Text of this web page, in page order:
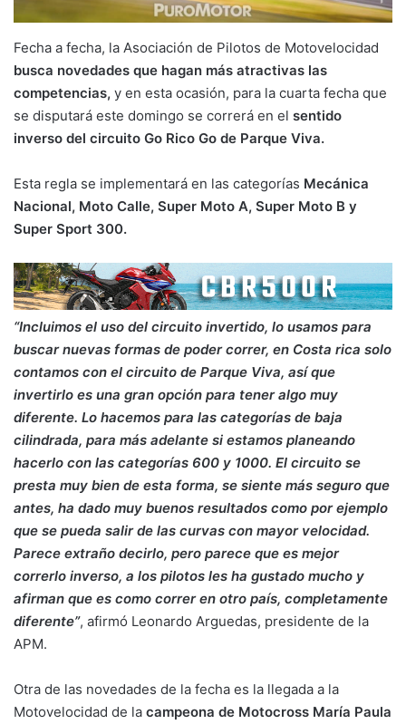
Fecha a fecha, la Asociación de Pilotos de Motovelocidad
busca novedades que hagan más atractivas las
competencias, y en esta ocasión, para la cuarta fecha que
se disputará este domingo se correrá en el sentido
inverso del circuito Go Rico Go de Parque Viva.
Esta regla se implementará en las categorías Mecánica
Nacional, Moto Calle, Super Moto A, Super Moto B y
Super Sport 300.
“Incluimos el uso del circuito invertido, lo usamos para
buscar nuevas formas de poder correr, en Costa rica solo
contamos con el circuito de Parque Viva, así que
invertirlo es una gran opción para tener algo muy
diferente. Lo hacemos para las categorías de baja
cilindrada, para más adelante si estamos planeando
hacerlo con las categorías 600 y 1000. El circuito se
presta muy bien de esta forma, se siente más seguro que
antes, ha dado muy buenos resultados como por ejemplo
que se pueda salir de las curvas con mayor velocidad.
Parece extraño decirlo, pero parece que es mejor
correrlo inverso, a los pilotos les ha gustado mucho y
afirman que es como correr en otro país, completamente
diferente”, afirmó Leonardo Arguedas, presidente de la
APM.
Otra de las novedades de la fecha es la llegada a la
Motovelocidad de la campeona de Motocross María Paula